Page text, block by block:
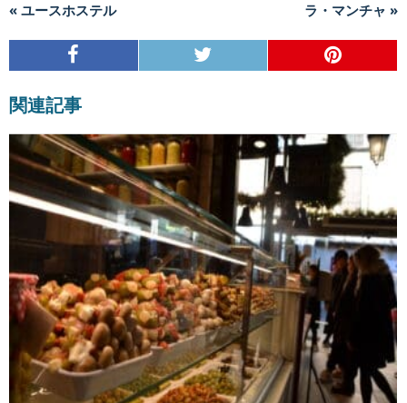
« ユースホステル ラ・マンチャ »
関連記事